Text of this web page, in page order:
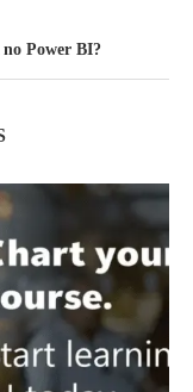
Power BI?